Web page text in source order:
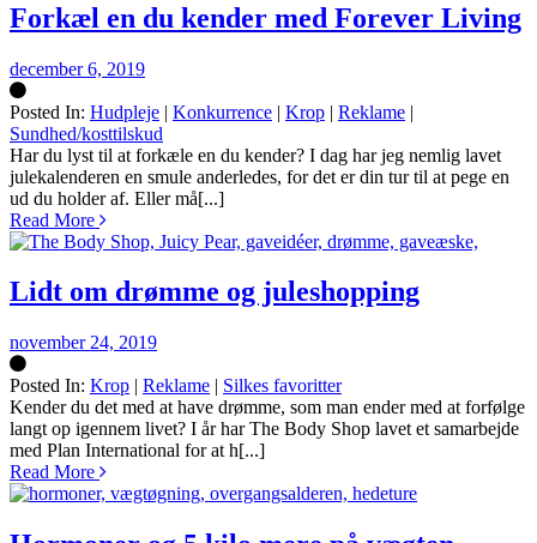
Forkæl en du kender med Forever Living
december 6, 2019
Posted In: Hudpleje | Konkurrence | Krop | Reklame |
Sundhed/kosttilskud
Silke
Har du lyst til at forkæle en du kender? I dag har jeg nemlig lavet
julekalenderen en smule anderledes, for det er din tur til at pege en
ud du holder af. Eller må[...]
Read More
Lidt om drømme og juleshopping
november 24, 2019
Posted In: Krop | Reklame | Silkes favoritter
Silke
Kender du det med at have drømme, som man ender med at forfølge
langt op igennem livet? I år har The Body Shop lavet et samarbejde
med Plan International for at h[...]
Read More